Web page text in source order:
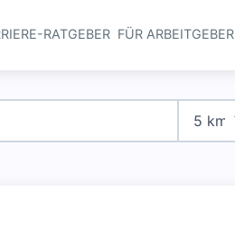
Navigation
RATGEBER FÜR ARBEITGEBER